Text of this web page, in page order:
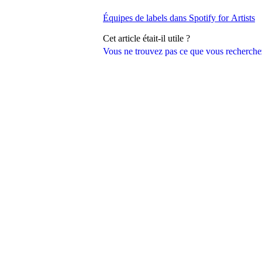
Vous ne trouvez pas ce que vous
Équipes de labels dans Spotify for Artists
Cet article était-il utile ?